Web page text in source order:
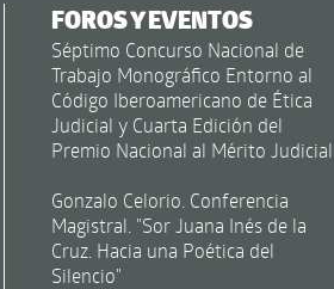
FOROS Y EVENTOS
Séptimo Concurso Nacional de
Trabajo Monográfico Entorno al
Código Iberoamericano de Ética
Judicial y Cuarta Edición del
Premio Nacional al Mérito Judicial
Gonzalo Celorio. Conferencia
Magistral. "Sor Juana Inés de la
Cruz. Hacia una Poética del
Silencio"